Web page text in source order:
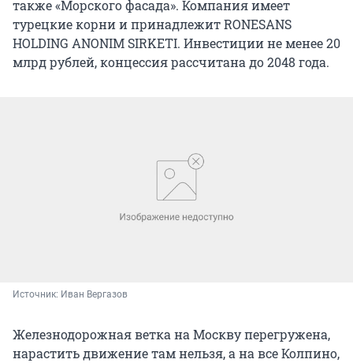
также «Морского фасада». Компания имеет
турецкие корни и принадлежит RONESANS
HOLDING ANONIM SIRKETI. Инвестиции не менее 20
млрд рублей, концессия рассчитана до 2048 года.
Источник: Иван Вергазов
Железнодорожная ветка на Москву перегружена,
нарастить движение там нельзя, а на все Колпино,